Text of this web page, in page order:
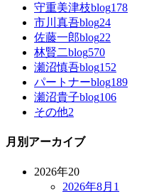
守重美津枝blog178
市川真吾blog24
佐藤一郎blog22
林賢二blog570
瀬沼慎吾blog152
パートナーblog189
瀬沼貴子blog106
その他2
月別アーカイブ
2026年20
2026年8月 1